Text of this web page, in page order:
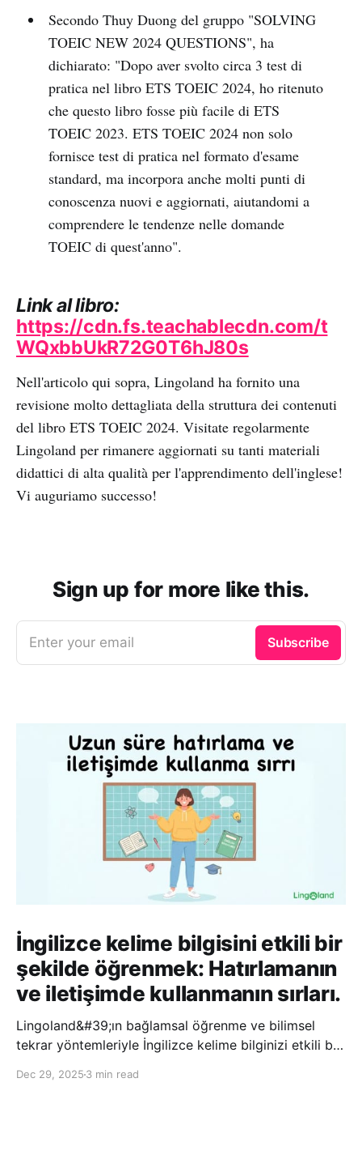
Secondo Thuy Duong del gruppo "SOLVING
TOEIC NEW 2024 QUESTIONS", ha
dichiarato: "Dopo aver svolto circa 3 test di
pratica nel libro ETS TOEIC 2024, ho ritenuto
che questo libro fosse più facile di ETS
TOEIC 2023. ETS TOEIC 2024 non solo
fornisce test di pratica nel formato d'esame
standard, ma incorpora anche molti punti di
conoscenza nuovi e aggiornati, aiutandomi a
comprendere le tendenze nelle domande
TOEIC di quest'anno".
Link al libro:
https://cdn.fs.teachablecdn.com/t
WQxbbUkR72G0T6hJ80s
Nell'articolo qui sopra, Lingoland ha fornito una
revisione molto dettagliata della struttura dei contenuti
del libro ETS TOEIC 2024. Visitate regolarmente
Lingoland per rimanere aggiornati su tanti materiali
didattici di alta qualità per l'apprendimento dell'inglese!
Vi auguriamo successo!
Sign up for more like this.
Enter your email Subscribe
İngilizce kelime bilgisini etkili bir
şekilde öğrenmek: Hatırlamanın
ve iletişimde kullanmanın sırları.
Lingoland&#39;ın bağlamsal öğrenme ve bilimsel
tekrar yöntemleriyle İngilizce kelime bilginizi etkili bir
hatırlayabilir ve daha doğal bir şekilde iletişim
Dec 29, 2025 3 min read